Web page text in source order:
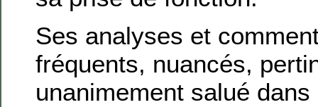
Ses analyses et
fréquents, nuancés,
unanimement salué dans